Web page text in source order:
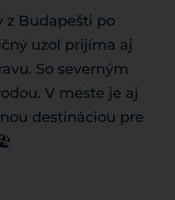
z Budapešti po
uzol prijíma aj
So severným
V meste je aj
destináciou pre